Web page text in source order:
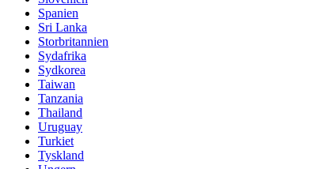
Spanien
Sri Lanka
Storbritannien
Sydafrika
Sydkorea
Taiwan
Tanzania
Thailand
Uruguay
Turkiet
Tyskland